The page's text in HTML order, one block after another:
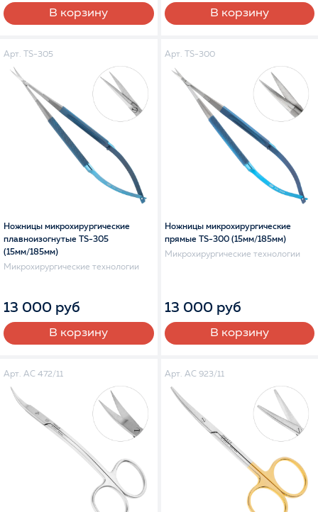
В корзину В корзину
Арт. TS-305
Ножницы микрохирургические
плавноизогнутые TS-305
(15мм/185мм)
Микрохирургические технологии
13 000 руб
В корзину
Арт. TS-300
Ножницы микрохирургические
прямые TS-300 (15мм/185мм)
Микрохирургические технологии
13 000 руб
В корзину
Арт. AC 472/11 Арт. AC 923/11